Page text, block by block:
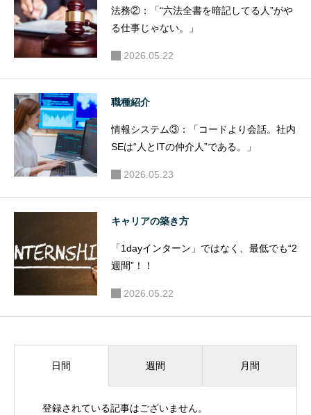
法務②：「“六法全書を暗記してる人”がや
る仕事じゃない。」
2026.05.22
職種紹介
情報システム③：「コードより会話。社内
SEは“人とITの仲介人”である。」
2026.05.23
キャリアの築き方
「1dayインターン」ではなく、最低でも“2
週間”！！
2026.05.22
日間 週間 月間
登録されている記事はございません。